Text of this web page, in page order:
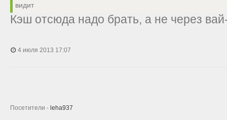
видит
Кэш отсюда надо брать, а не через
4 июля 2013 17:07
Посетители - leha937